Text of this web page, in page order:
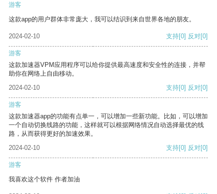
游客
这款app的用户群体非常庞大，我可以结识到来自世界各地的朋友。
2024-02-10 支持[0] 反对[0]
游客
这款加速器VPM应用程序可以给你提供最高速度和安全性的连接，并帮
助你在网络上自由移动。
2024-02-10
支持[0] 反对[0]
游客
这款加速器app的功能有点单一，可以增加一些新功能。比如，可以增加
一个自动切换线路的功能，这样就可以根据网络情况自动选择最优的线
路，从而获得更好的加速效果。
2024-02-10
支持[0] 反对[0]
游客
我喜欢这个软件 作者加油